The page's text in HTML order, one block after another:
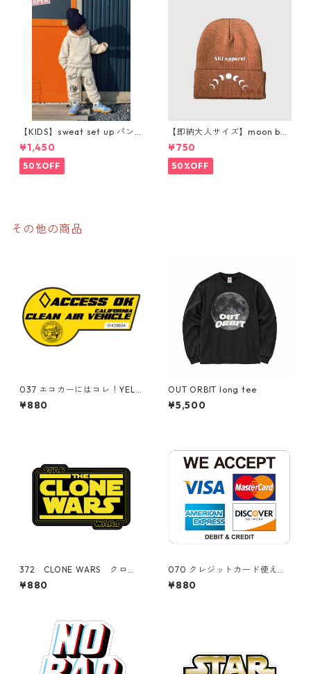
【KIDS】sweat set up パン
ツ購入ページ
¥1,450
50%OFF
【即納大人サイズ】moon bea
nie
¥750
50%OFF
その他の商品
037 エコカーにはコレ！YELL
OW"California Market Cent
er" アメリカンステッカー
¥880
OUT ORBIT long tee
¥5,500
372 CLONE WARS クロー
ンウォーズ "California Mar
ket Center" アメリカンステ
¥880
070 クレジットカード使えま
す。"California Market Cent
er" アメリカンステッカー
¥880